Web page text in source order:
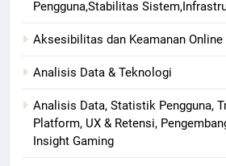
Pengguna,Stabilitas
Aksesibilitas dan Keamanan Online
Analisis Data & Teknologi
Analisis Data, Statistik Pengguna,
Platform, UX & Retensi,
Insight Gaming